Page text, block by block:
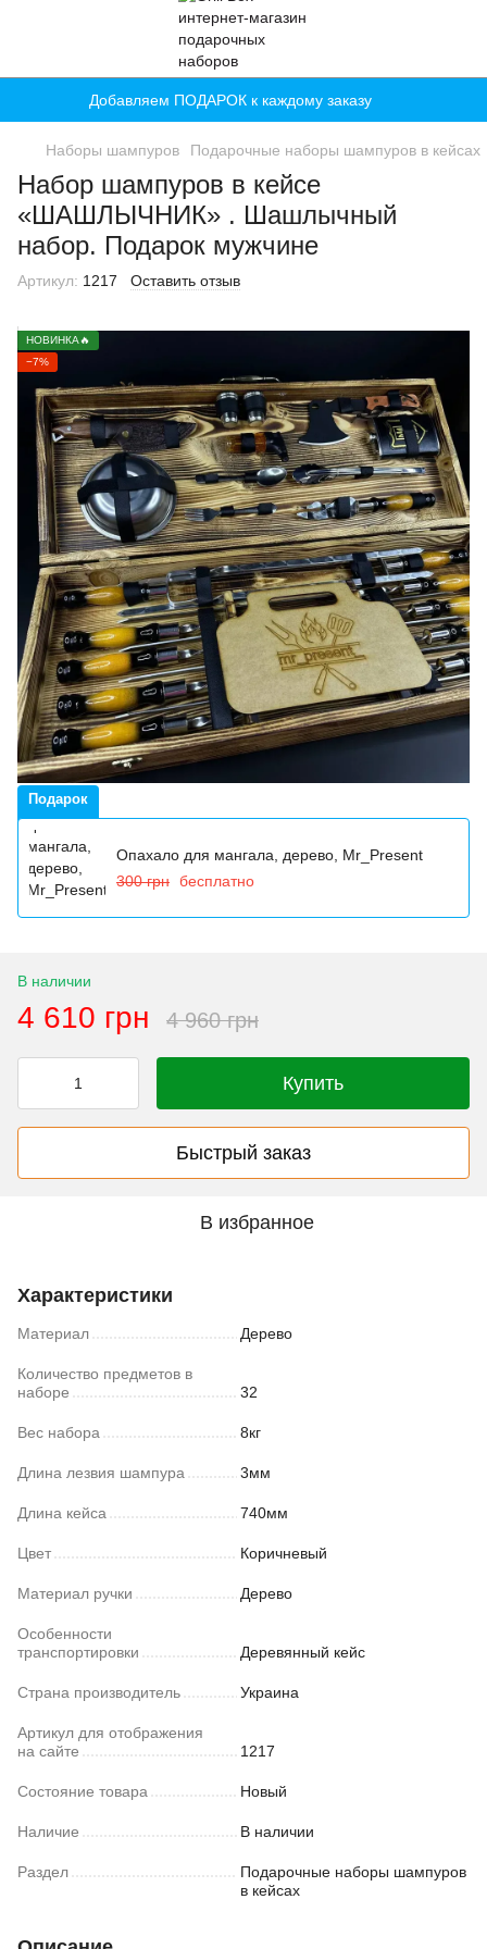
Добавляем ПОДАРОК к каждому заказу
Наборы шампуров Подарочные наборы шампуров в кейсах
Набор шампуров в кейсе
«ШАШЛЫЧНИК» . Шашлычный
набор. Подарок мужчине
Артикул: 1217 Оставить отзыв
НОВИНКА🔥
−7%
Подарок
Опахало для мангала, дерево, Mr_Present
300 грн бесплатно
В наличии
4 610 грн 4 960 грн
Купить
Быстрый заказ
В избранное
Характеристики
Материал Дерево
Количество предметов в
наборе
32
Вес набора 8кг
Длина лезвия шампура 3мм
Длина кейса 740мм
Цвет Коричневый
Материал ручки Дерево
Особенности
транспортировки
Деревянный кейс
Страна производитель Украина
Артикул для отображения
на сайте
1217
Состояние товара Новый
Наличие В наличии
Раздел
Подарочные наборы шампуров
в кейсах